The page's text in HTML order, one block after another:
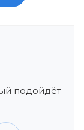
подойдёт